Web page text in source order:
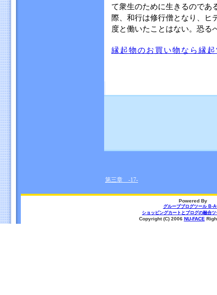
て衆生のために生きるのであ
際、和行は修行僧となり、ヒ
度と働いたことはない。恐る
縁起物のお買い物なら縁
第三章 -17-
Powered By
グループブログツール B-
ショッピングカートとブログの融合
Copyright (C) 2006 NU-FACE